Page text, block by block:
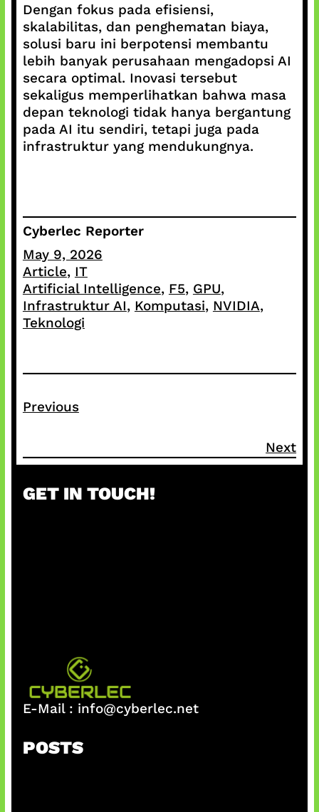
Dengan fokus pada efisiensi,
skalabilitas, dan penghematan biaya,
solusi baru ini berpotensi membantu
lebih banyak perusahaan mengadopsi AI
secara optimal. Inovasi tersebut
sekaligus memperlihatkan bahwa masa
depan teknologi tidak hanya bergantung
pada AI itu sendiri, tetapi juga pada
infrastruktur yang mendukungnya.
Cyberlec Reporter
May 9, 2026
Article, IT
Artificial Intelligence, F5, GPU ,
Infrastruktur AI, Komputasi, NVIDIA ,
Teknologi
Previous
Next
GET IN TOUCH!
E-Mail : info@cyberlec.net
POSTS